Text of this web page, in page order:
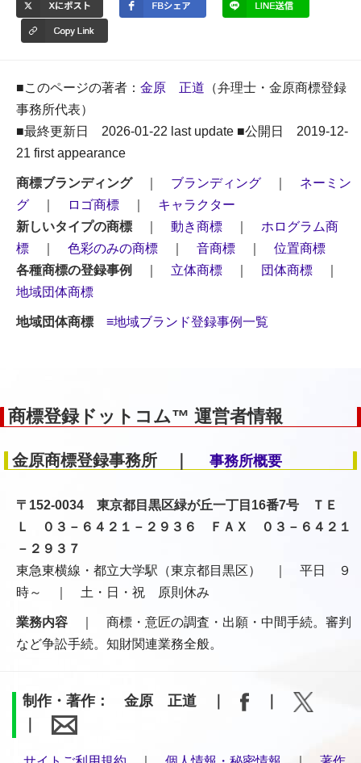
■このページの著者： 金原 正道 （弁理士・金原商標登録
事務所代表）
■最終更新日 2026-01-22 last update ■公開日 2019-12-
21 first appearance
商標ブランディング｜ ブランディング
ネーミン
グ
ロゴ商標
キャラクター
新しいタイプの商標
動き商標
ホログラム商
標
色彩のみの商標 音商標
位置商標
各種商標の登録事例
立体商標 団体商標
地域団体商標
地域団体商標 ≡地域ブランド登録事例一覧
商標登録ドットコム™ 運営者情報
金原商標登録事務所 ｜ 事務所概要
〒152-0034 東京都目黒区緑が丘一丁目16番7号 ＴＥ
Ｌ ０３－６４２１－２９３６ ＦＡＸ ０３－６４２１
－２９３７
東急東横線・都立大学駅（東京都目黒区） ｜ 平日 ９
時～ ｜ 土・日・祝 原則休み
業務内容 ｜ 商標・意匠の調査・出願・中間手続。審判
など争訟手続。知財関連業務全般。
制作・著作： 金原 正道 ｜